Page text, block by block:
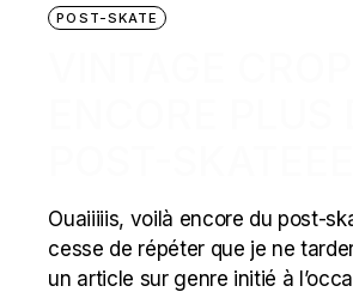
POST-SKATE
Ouaiiiiis, voilà encore du post-
cesse de répéter que je ne
un article sur genre initié à